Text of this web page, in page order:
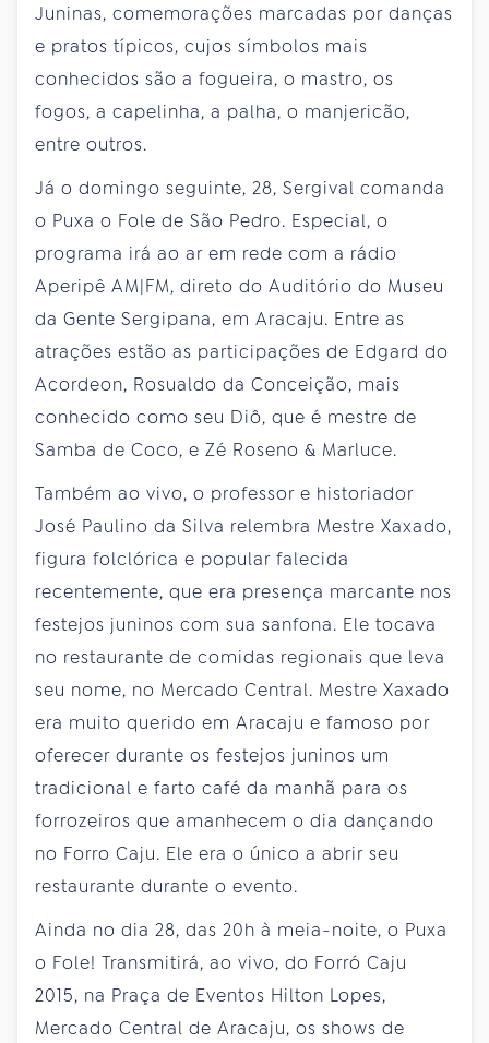
Juninas, comemorações marcadas por danças
e pratos típicos, cujos símbolos mais
conhecidos são a fogueira, o mastro, os
fogos, a capelinha, a palha, o manjericão,
entre outros.
Já o domingo seguinte, 28, Sergival comanda
o Puxa o Fole de São Pedro. Especial, o
programa irá ao ar em rede com a rádio
Aperipê AM|FM, direto do Auditório do Museu
da Gente Sergipana, em Aracaju. Entre as
atrações estão as participações de Edgard do
Acordeon, Rosualdo da Conceição, mais
conhecido como seu Diô, que é mestre de
Samba de Coco, e Zé Roseno & Marluce.
Também ao vivo, o professor e historiador
José Paulino da Silva relembra Mestre Xaxado,
figura folclórica e popular falecida
recentemente, que era presença marcante nos
festejos juninos com sua sanfona. Ele tocava
no restaurante de comidas regionais que leva
seu nome, no Mercado Central. Mestre Xaxado
era muito querido em Aracaju e famoso por
oferecer durante os festejos juninos um
tradicional e farto café da manhã para os
forrozeiros que amanhecem o dia dançando
no Forro Caju. Ele era o único a abrir seu
restaurante durante o evento.
Ainda no dia 28, das 20h à meia-noite, o Puxa
o Fole! Transmitirá, ao vivo, do Forró Caju
2015, na Praça de Eventos Hilton Lopes,
Mercado Central de Aracaju, os shows de